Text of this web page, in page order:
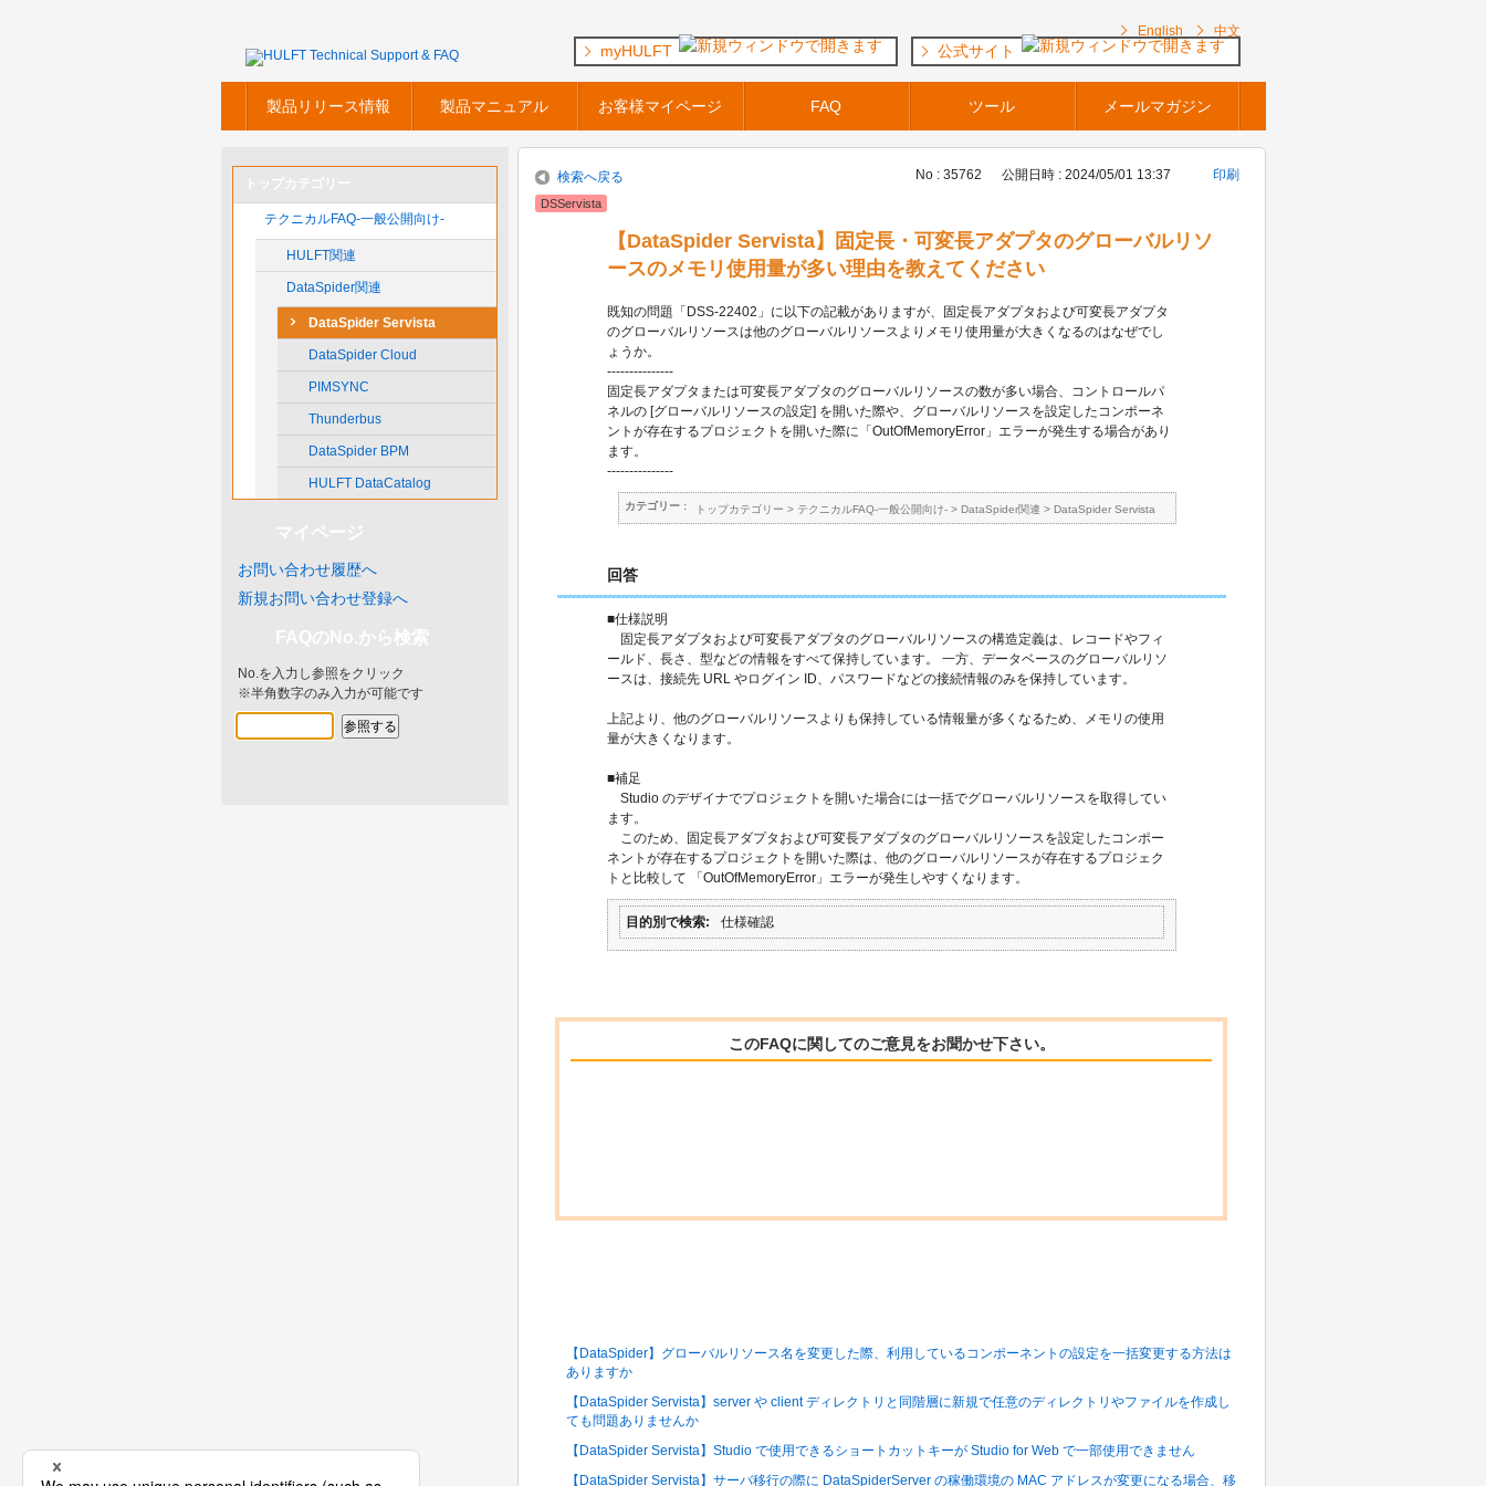
English 中文
製品リリース情報 製品マニュアル お客様マイページ FAQ ツール メールマガジン
myHULFT 公式サイト
テクニカルFAQ-一般公開向け-
HULFT関連
DataSpider関連
DataSpider Servista
DataSpider Cloud
PIMSYNC
Thunderbus
DataSpider BPM
HULFT DataCatalog
お問い合わせ履歴へ
新規お問い合わせ登録へ
No.を入力し参照をクリック
※半角数字のみ入力が可能です
検索へ戻る No : 35762 公開日時 : 2024/05/01 13:37 印刷
DSServista
【DataSpider Servista】固定長・可変長アダプタのグローバルリソ
ースのメモリ使用量が多い理由を教えてください
既知の問題「DSS-22402」に以下の記載がありますが、固定長アダプタおよび可変長アダプタ
のグローバルリソースは他のグローバルリソースよりメモリ使用量が大きくなるのはなぜでし
ょうか。
---------------
固定長アダプタまたは可変長アダプタのグローバルリソースの数が多い場合、コントロールパ
ネルの [グローバルリソースの設定] を開いた際や、グローバルリソースを設定したコンポーネ
ントが存在するプロジェクトを開いた際に「OutOfMemoryError」エラーが発生する場合があり
ます。
---------------
カテゴリー : トップカテゴリー > テクニカルFAQ-一般公開向け-> DataSpider関連 > DataSpider Servista
回答
■仕様説明
固定長アダプタおよび可変長アダプタのグローバルリソースの構造定義は、レコードやフィ
ールド、長さ、型などの情報をすべて保持しています。 一方、データベースのグローバルリソ
ースは、接続先 URL やログイン ID、パスワードなどの接続情報のみを保持しています。
上記より、他のグローバルリソースよりも保持している情報量が多くなるため、メモリの使用
量が大きくなります。
■補足
Studio のデザイナでプロジェクトを開いた場合には一括でグローバルリソースを取得してい
ます。
このため、固定長アダプタおよび可変長アダプタのグローバルリソースを設定したコンポー
ネントが存在するプロジェクトを開いた際は、他のグローバルリソースが存在するプロジェク
トと比較して 「OutOfMemoryError」エラーが発生しやすくなります。
目的別で検索 仕様確認
このFAQに関してのご意見をお聞かせ下さい。
【DataSpider】グローバルリソース名を変更した際、利用しているコンポーネントの設定を一括変更する方法は
ありますか
【DataSpider Servista】server や client ディレクトリと同階層に新規で任意のディレクトリやファイルを作成し
ても問題ありませんか
【DataSpider Servista】Studio で使用できるショートカットキーが Studio for Web で一部使用できません
【DataSpider Servista】サーバ移行の際に DataSpiderServer の稼働環境の MAC アドレスが変更になる場合、移